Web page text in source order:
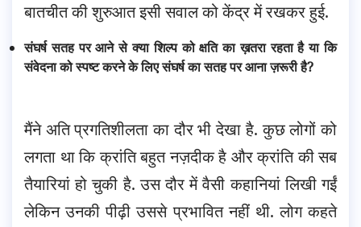
बातचीत की शुरुआत इसी सवाल को केंद्र में रखकर हुई.
संघर्ष सतह पर आने से क्या शिल्प को क्षति का ख़तरा रहता है या कि
संवेदना को स्पष्ट करने के लिए संघर्ष का सतह पर आना ज़रूरी है?
मैंने अति प्रगतिशीलता का दौर भी देखा है. कुछ लोगों को
लगता था कि क्रांति बहुत नज़दीक है और क्रांति की सब
तैयारियां हो चुकी है. उस दौर में वैसी कहानियां लिखी गईं
लेकिन उनकी पीढ़ी उससे प्रभावित नहीं थी. लोग कहते